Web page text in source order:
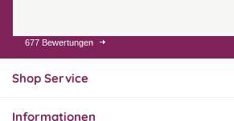
31.07.26
Super schnelle Lieferung,
hervorragend. Gerne
677 Bewertungen
Shop Service
Informationen